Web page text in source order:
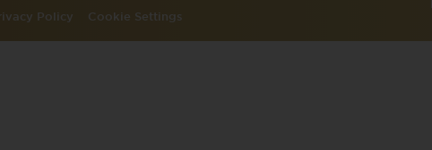
Policy Cookie Settings